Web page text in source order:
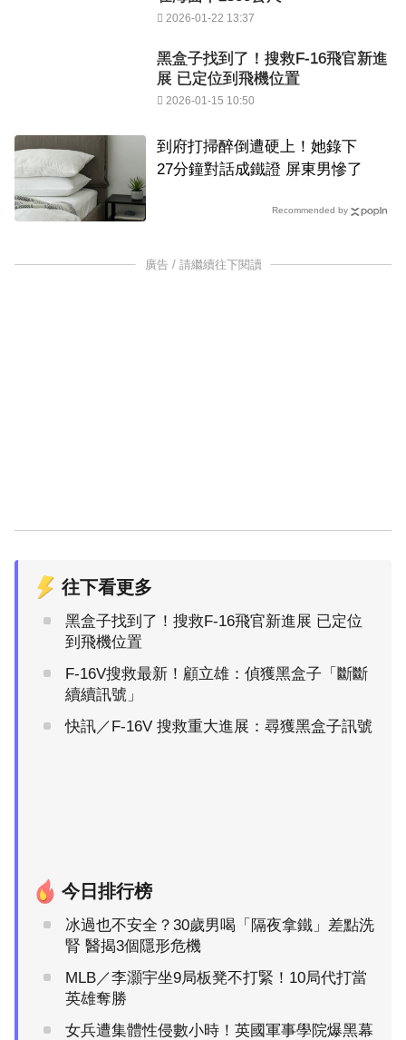
2026-01-22 13:37
黑盒子找到了！搜救F-16飛官新進
展 已定位到飛機位置
2026-01-15 10:50
到府打掃醉倒遭硬上！她錄下
27分鐘對話成鐵證 屏東男慘了
Recommended by
廣告 / 請繼續往下閱讀
往下看更多
黑盒子找到了！搜救F-16飛官新進展 已定位
到飛機位置
F-16V搜救最新！顧立雄：偵獲黑盒子「斷斷
續續訊號」
快訊／F-16V 搜救重大進展：尋獲黑盒子訊號
今日排行榜
冰過也不安全？30歲男喝「隔夜拿鐵」差點洗
腎 醫揭3個隱形危機
MLB／李灝宇坐9局板凳不打緊！10局代打當
英雄奪勝
女兵遭集體性侵數小時！英國軍事學院爆黑幕